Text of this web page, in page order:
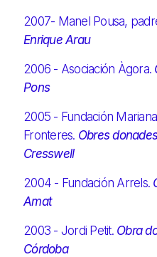
2007- Manel Pousa,
Enrique Arau
2006 - Asociación Àgora.
Pons
2005 - Fundación
Fronteres. Obres
Cresswell
2004 - Fundación Arrels.
Amat
2003 - Jordi Petit. Obra
Córdoba